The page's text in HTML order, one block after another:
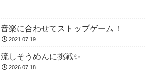
音楽に合わせてストップゲーム！
2021.07.19
流しそうめんに挑戦✨
2026.07.18